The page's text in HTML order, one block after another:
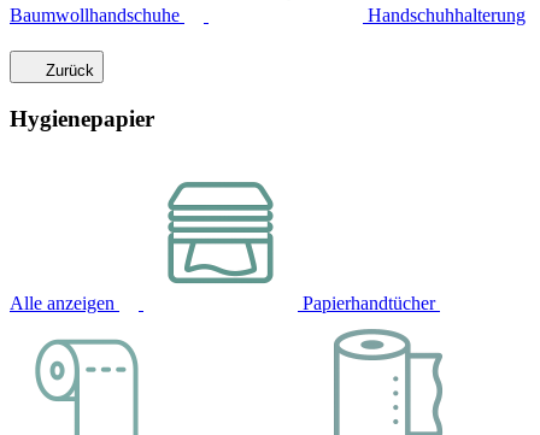
Baumwollhandschuhe Handschuhhalterung
Zurück
Hygienepapier
Alle anzeigen Papierhandtücher